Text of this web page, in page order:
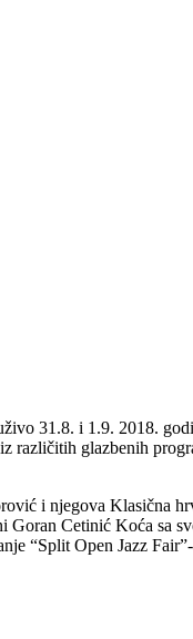
31.8. i 1.9. 2018.
glazbenih
i njegova Klasična
Goran Cetinić Koća sa
“Split Open Jazz